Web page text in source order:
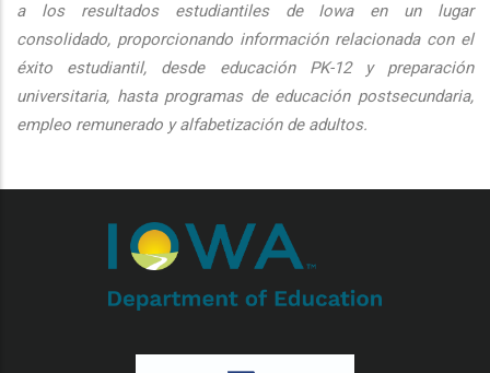
a los resultados estudiantiles de Iowa en un lugar
consolidado, proporcionando información relacionada con el
éxito estudiantil, desde educación PK-12 y preparación
universitaria, hasta programas de educación postsecundaria,
empleo remunerado y alfabetización de adultos.